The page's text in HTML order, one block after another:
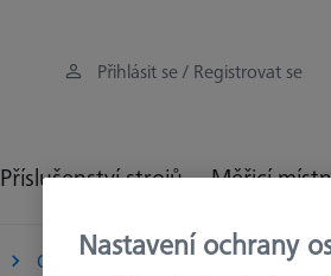
Přihlásit se / Registrovat se
Příslušenství strojů Měřicí
Optická 3D Metrologie Upínací
Nastavení ochrany